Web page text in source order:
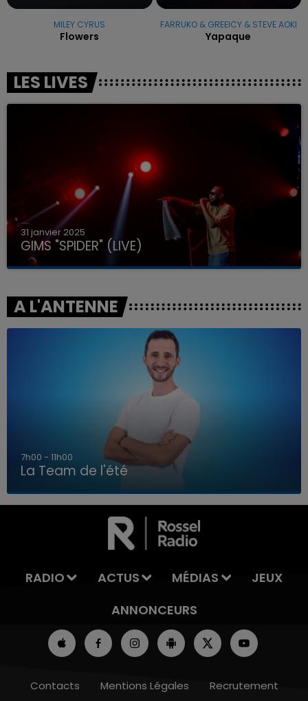
LA TEAM DE L'ÉTÉ
MILEY CYRUS
Flowers
FARRUKO & GREEICY & STEVE AOKI
Yapaque
LES LIVES
31 janvier 2025
GIMS "SPIDER" (LIVE)
A L'ANTENNE
7h00 - 11h00
La Team de l'été
RADIO ACTUS MÉDIAS
JEUX
ANNONCEURS
Contacts Mentions Légales Recrutement